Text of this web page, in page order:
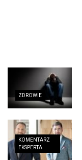
ZDROWIE
KOMENTARZ
EKSPERTA